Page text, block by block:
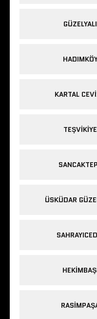
KARTAL
ÜSKÜDAR